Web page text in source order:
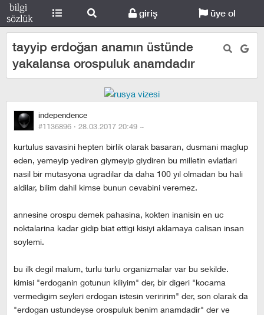
giriş üye ol
tayyip erdoğan anamın üstünde
yakalansa orospuluk anamdadır
independence
#1136896 · 28.03.2017 20:49 ~
kurtulus savasini hepten birlik olarak basaran, dusmani maglup
eden, yemeyip yediren giymeyip giydiren bu milletin evlatlari
nasil bir mutasyona ugradilar da daha 100 yıl olmadan bu hali
aldilar, bilim dahil kimse bunun cevabini veremez.
annesine orospu demek pahasina, kokten inanisin en uc
noktalarina kadar gidip biat ettigi kisiyi aklamaya calisan insan
soylemi.
bu ilk degil malum, turlu turlu organizmalar var bu sekilde.
kimisi "erdoganin gotunun kiliyim" der, bir digeri "kocama
vermedigim seyleri erdogan istesin veriririm" der, son olarak da
"erdogan ustundeyse orospuluk benim anamdadir" der ve